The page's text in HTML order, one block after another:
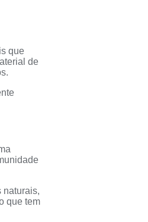
que
de
naturais,
que tem